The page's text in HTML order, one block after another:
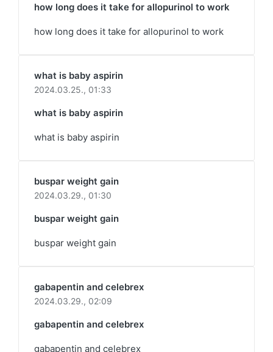
how long does it take for allopurinol to work
how long does it take for allopurinol to work
what is baby aspirin
2024.03.25., 01:33
what is baby aspirin
what is baby aspirin
buspar weight gain
2024.03.29., 01:30
buspar weight gain
buspar weight gain
gabapentin and celebrex
2024.03.29., 02:09
gabapentin and celebrex
gabapentin and celebrex